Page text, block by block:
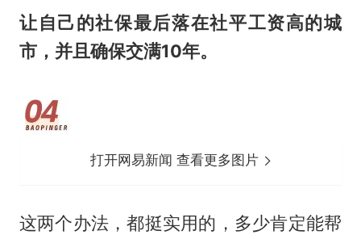
让自己的社保最后落在社平工资高的城
市，并且确保交满10年。
打开网易新闻 查看更多图片
这两个办法，都挺实用的，多少肯定能帮